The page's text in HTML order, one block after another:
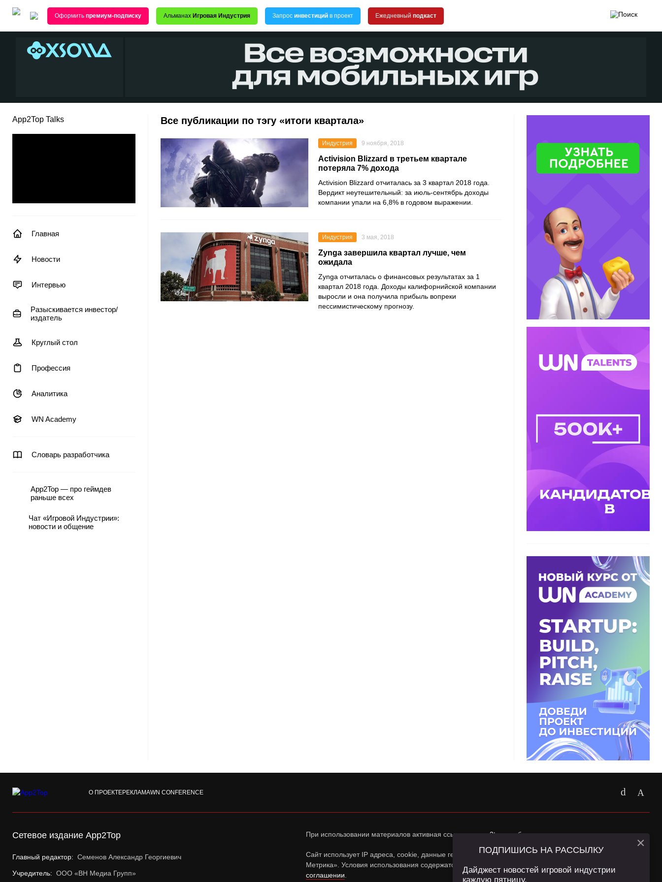
Оформить премиум-подписку Альманах Игровая Индустрия Запрос инвестиций в проект Ежедневный подкаст
App2Top Talks
Главная
Новости
Интервью
Разыскивается инвестор/
издатель
Круглый стол
Профессия
Аналитика
WN Academy
Словарь разработчика
App2Top — про геймдев
раньше всех
Чат «Игровой Индустрии»:
новости и общение
Все публикации по тэгу «итоги квартала»
Индустрия 9 ноября, 2018
Activision Blizzard в третьем квартале
потеряла 7% дохода
Activision Blizzard отчиталась за 3 квартал 2018 года.
Вердикт неутешительный: за июль-сентябрь доходы
компании упали на 6,8% в годовом выражении.
Индустрия 3 мая, 2018
Zynga завершила квартал лучше, чем
ожидала
Zynga отчиталась о финансовых результатах за 1
квартал 2018 года. Доходы калифорнийской компании
выросли и она получила прибыль вопреки
пессимистическому прогнозу.
О ПРОЕКТЕРЕКЛАМАWN CONFERENCE
Сетевое издание App2Top
Главный редактор: Семенов Александр Георгиевич
Учредитель: ООО «ВН Медиа Групп»
При использовании материалов активная ссылка наapp2top.ruобязательна.
Сайт использует IP адреса, cookie, данные геолокации Пользователей сайта и сервис «Яндекс
Метрика». Условия использования содержатся в
Политике конфиденциальностии
соглашении
ПОДПИШИСЬ НА РАССЫЛКУ
Дайджест новостей игровой индустрии
каждую пятницу.
×